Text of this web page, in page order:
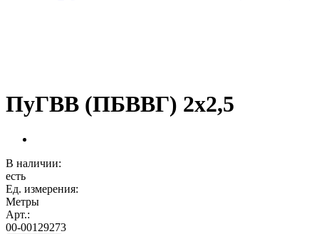
ПуГВВ (ПБВВГ) 2х2,5
В наличии:
есть
Ед. измерения:
Метры
Арт.:
00-00129273